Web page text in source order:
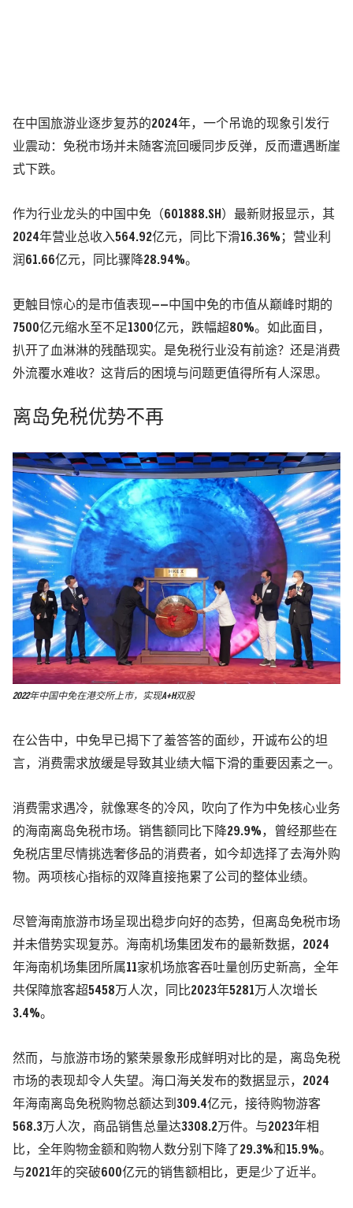
在中国旅游业逐步复苏的2024年，一个吊诡的现象引发行
业震动：免税市场并未随客流回暖同步反弹，反而遭遇断崖
式下跌。
作为行业龙头的中国中免（601888.SH）最新财报显示，其
2024年营业总收入564.92亿元，同比下滑16.36%；营业利
润61.66亿元，同比骤降28.94%。
更触目惊心的是市值表现——中国中免的市值从巅峰时期的
7500亿元缩水至不足1300亿元，跌幅超80%。如此面目，
扒开了血淋淋的残酷现实。是免税行业没有前途？还是消费
外流覆水难收？这背后的困境与问题更值得所有人深思。
离岛免税优势不再
2022年中国中免在港交所上市，实现A+H双股
在公告中，中免早已揭下了羞答答的面纱，开诚布公的坦
言，消费需求放缓是导致其业绩大幅下滑的重要因素之一。
消费需求遇冷，就像寒冬的冷风，吹向了作为中免核心业务
的海南离岛免税市场。销售额同比下降29.9%，曾经那些在
免税店里尽情挑选奢侈品的消费者，如今却选择了去海外购
物。两项核心指标的双降直接拖累了公司的整体业绩。
尽管海南旅游市场呈现出稳步向好的态势，但离岛免税市场
并未借势实现复苏。海南机场集团发布的最新数据，2024
年海南机场集团所属11家机场旅客吞吐量创历史新高，全年
共保障旅客超5458万人次，同比2023年5281万人次增长
3.4%。
然而，与旅游市场的繁荣景象形成鲜明对比的是，离岛免税
市场的表现却令人失望。海口海关发布的数据显示，2024
年海南离岛免税购物总额达到309.4亿元，接待购物游客
568.3万人次，商品销售总量达3308.2万件。与2023年相
比，全年购物金额和购物人数分别下降了29.3%和15.9%。
与2021年的突破600亿元的销售额相比，更是少了近半。